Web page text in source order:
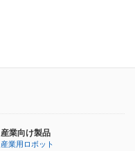
産業向け製品
産業用ロボット